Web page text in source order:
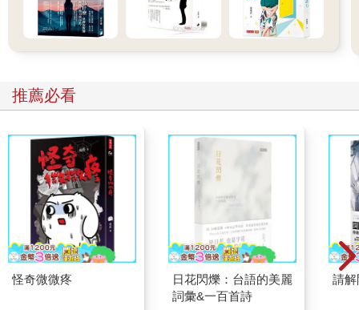
●一天滑手機十八個小時！
觀察到這個現象後，我有機會就對讀書有狀況的學生進行手機使
用時間調查──毫無例外地，每天的手機使用都是六、七個小時起
一天上課時，我決定和學生直球對決手機使用的問題，要求大家
查自己的手機使用時數。臺下開始躁動，學生紛紛「六小時」、
透整間教室，全班「嘩」一聲。
有學生滿臉笑容地說：「還好，原來大家跟我一樣玩得很凶。我
還以為我有問題。」
沒想到情況這麼嚴重，全班同學無論成績如何，幾乎都陷在手機
當天下課後，照例在輔導區解題，卻意外地讓我更深入手機成癮
的問題。
順勢和孩子們談起為什麼一直滑手機，一個學生說她也知道不對
勁，焦急自己玩到停不下來，「老師，我知道不能一直滑，但就
推薦必看
怪奇微微疼
日花閃爍：台語的美麗
詞彙&一百首詩
請解